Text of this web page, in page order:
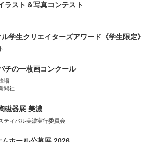
ラスト＆写真コンテスト
学生クリエイターズアワード《学生限定》
チの一枚画コンクール
場
聞社
磁器展 美濃
ティバル美濃実行委員会